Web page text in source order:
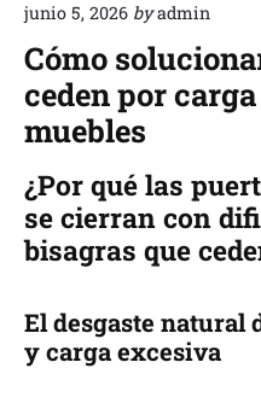
j
e
o
s
Z
a
junio 5, 2026 by admin
Cómo
ceden por
muebles
¿Por qué las
se cierran con
bisagras que
El desgaste natural
y carga excesiva